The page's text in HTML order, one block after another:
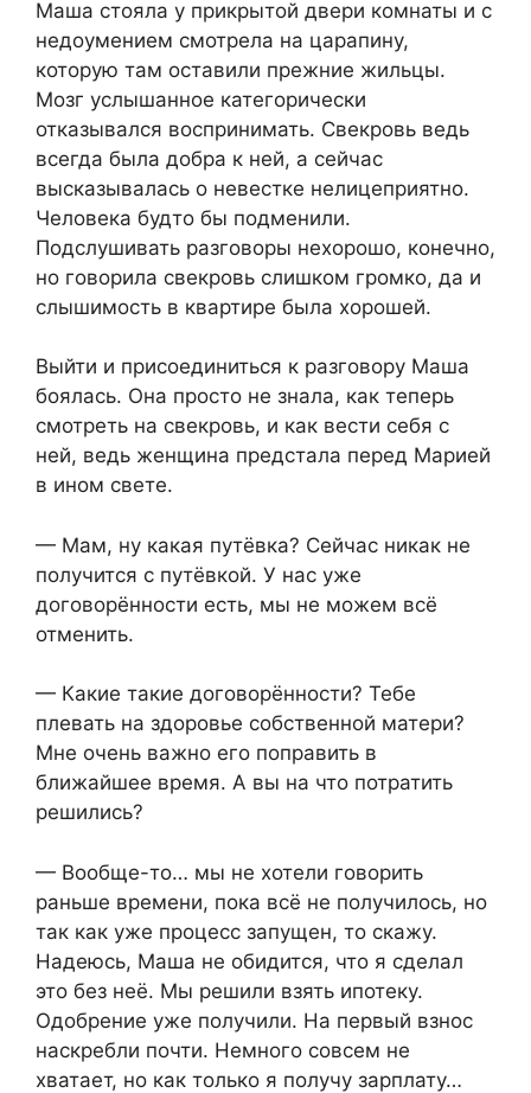
Маша стояла у прикрытой двери комнаты и с
недоумением смотрела на царапину,
которую там оставили прежние жильцы.
Мозг услышанное категорически
отказывался воспринимать. Свекровь ведь
всегда была добра к ней, а сейчас
высказывалась о невестке нелицеприятно.
Человека будто бы подменили.
Подслушивать разговоры нехорошо, конечно,
но говорила свекровь слишком громко, да и
слышимость в квартире была хорошей.
Выйти и присоединиться к разговору Маша
боялась. Она просто не знала, как теперь
смотреть на свекровь, и как вести себя с
ней, ведь женщина предстала перед Марией
в ином свете.
— Мам, ну какая путёвка? Сейчас никак не
получится с путёвкой. У нас уже
договорённости есть, мы не можем всё
отменить.
— Какие такие договорённости? Тебе
плевать на здоровье собственной матери?
Мне очень важно его поправить в
ближайшее время. А вы на что потратить
решились?
— Вообще-то… мы не хотели говорить
раньше времени, пока всё не получилось, но
так как уже процесс запущен, то скажу.
Надеюсь, Маша не обидится, что я сделал
это без неё. Мы решили взять ипотеку.
Одобрение уже получили. На первый взнос
наскребли почти. Немного совсем не
хватает, но как только я получу зарплату…